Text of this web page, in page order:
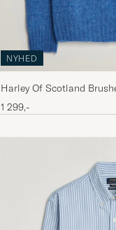
PER-
SIRPA
NYHED
Harley Of Scotland
Lambswool Crewneck
1 299,-